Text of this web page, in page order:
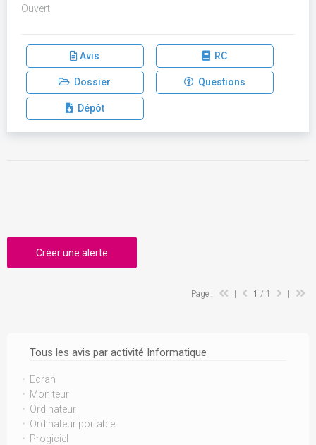
Tous les avis par activité Informatique
Ecran
Moniteur
Ordinateur
Ordinateur portable
Progiciel
Ouvert
Avis RC
Dossier Questions
Dépôt
Créer une alerte
Page : 1 / 1